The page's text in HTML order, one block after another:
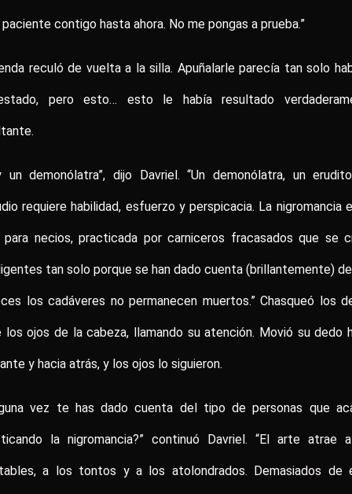
contigo hasta ahora. No me pongas a prueba.”
reculó de vuelta a la silla. Apuñalarle parecía tan solo
pero esto… esto le había resultado
un demonólatra”, dijo Davriel. “Un demonólatra, un
requiere habilidad, esfuerzo y perspicacia. La nigromancia
para necios, practicada por carniceros fracasados que se
tan solo porque se han dado cuenta (brillantemente)
los cadáveres no permanecen muertos.” Chasqueó los
los ojos de la cabeza, llamando su atención. Movió su dedo
y hacia atrás, y los ojos lo siguieron.
vez te has dado cuenta del tipo de personas que
la nigromancia?” continuó Davriel. “El arte atrae
a los tontos y a los atolondrados. Demasiados de